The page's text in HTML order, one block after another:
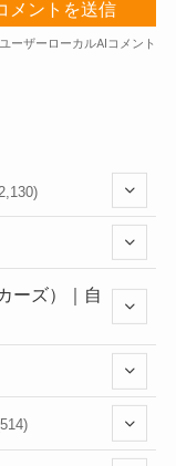
(352)
ーズ）｜自